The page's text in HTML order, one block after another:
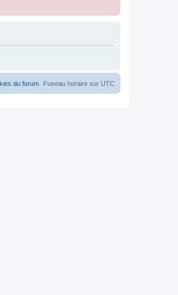
Fuseau horaire sur UTC
du forum